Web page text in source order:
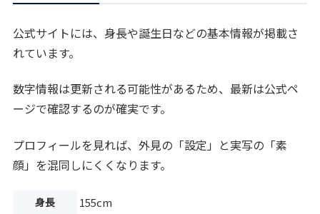
公式サイトには、身長や誕生日などの基本情報が掲載さ
れています。
数字情報は更新される可能性があるため、最新は公式ペ
ージで確認するのが確実です。
プロフィールを見れば、外見の「設定」と実写の「素
顔」を混同しにくくなります。
身長 155cm